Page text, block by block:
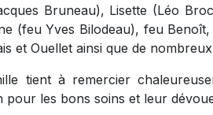
Bruneau), Lisette (Léo
(feu Yves Bilodeau), feu
et Ouellet ainsi que de
tient à remercier
pour les bons soins et leur